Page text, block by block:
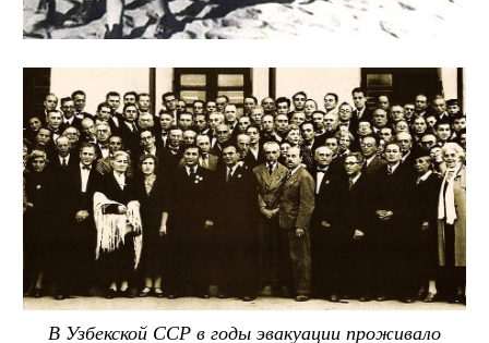
В Узбекской ССР в годы эвакуации проживало